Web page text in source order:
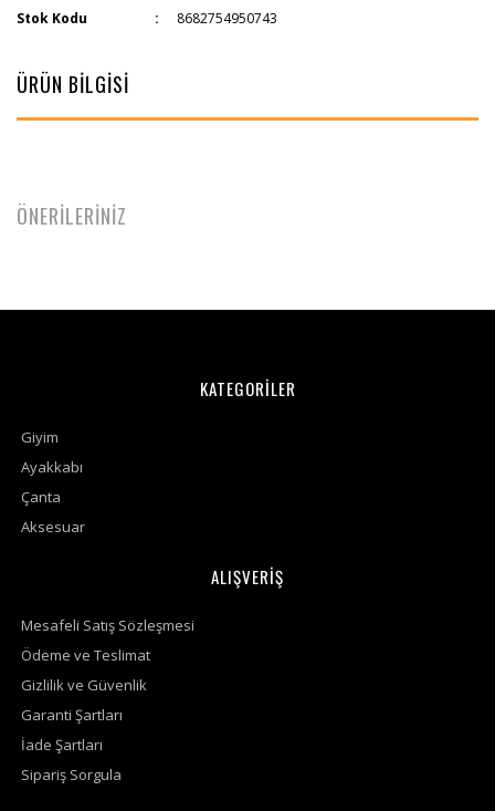
Stok Kodu
8682754950743
ÜRÜN BİLGİSİ
ÖNERİLERİNİZ
KATEGORİLER
Giyim
Ayakkabı
Çanta
Aksesuar
ALIŞVERİŞ
Mesafeli Satış Sözleşmesi
Ödeme ve Teslimat
Gizlilik ve Güvenlik
Garanti Şartları
İade Şartları
Sipariş Sorgula